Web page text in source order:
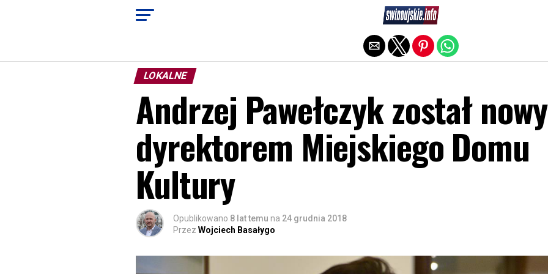
LOKALNE
Andrzej Pawełczyk został
dyrektorem Miejskiego Domu
Kultury
Opublikowano 8 lat temu na 24 grudnia 2018
Przez Wojciech Basałygo
Exit mobile version